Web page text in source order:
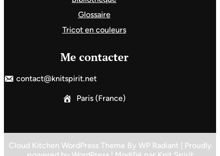
Glossaire
Tricot en couleurs
Me contacter
contact@knitspirit.net
Paris (France)
Cloud Kitchen WordPress Theme By WP Radiant | Proudly